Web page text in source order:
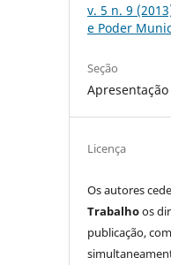
v. 5 n. 9
e Poder
Seção
Apresentação
Licença
Os autores
Trabalhoos
publicação,